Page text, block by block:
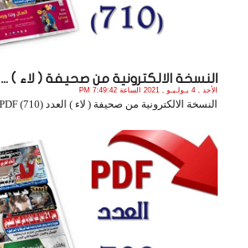
النسخة الالكترونية من صحيفة ( لاء ) ...
الأحد , 4 يـولـيـو , 2021 الساعة 7:49:42 PM
النسخة الالكترونية من صحيفة ( لاء ) العدد (710) PDF. .